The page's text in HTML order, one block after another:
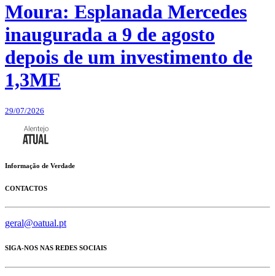
Moura: Esplanada Mercedes
inaugurada a 9 de agosto
depois de um investimento de
1,3ME
29/07/2026
Informação de Verdade
CONTACTOS
geral@oatual.pt
SIGA-NOS NAS REDES SOCIAIS